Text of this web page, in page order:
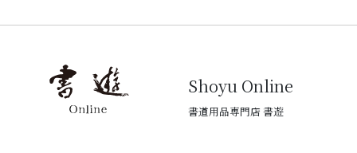
Shoyu Online
書道用品専門店 書遊